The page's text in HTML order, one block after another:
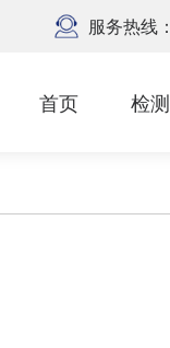
服务热线：
首页 检